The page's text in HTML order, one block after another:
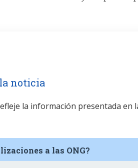
noticia
la información presentada en
a las ONG?